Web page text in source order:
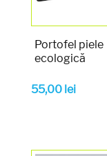
Portofel piele
ecologică
55,00 lei